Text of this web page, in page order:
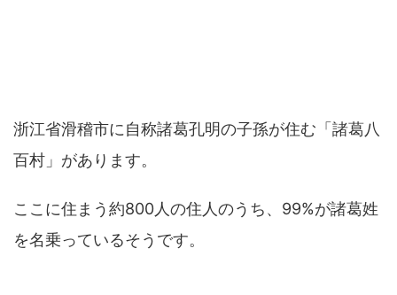
浙江省滑稽市に自称諸葛孔明の子孫が住む「諸葛八
百村」があります。
ここに住まう約800人の住人のうち、99%が諸葛姓
を名乗っているそうです。